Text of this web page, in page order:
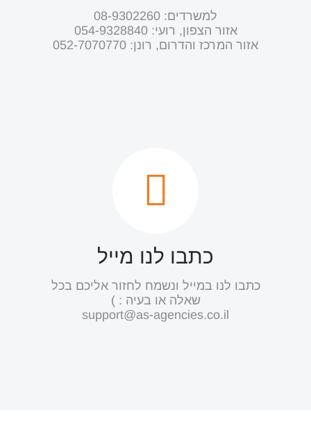
למשרדים: 08-9302260
אזור הצפון, רועי: ‭054-9328840‬
אזור המרכז והדרום, רונן: ‭052-7070770
כתבו לנו מייל
כתבו לנו במייל ונשמח לחזור אליכם בכל
שאלה או בעיה : )
support@as-agencies.co.il